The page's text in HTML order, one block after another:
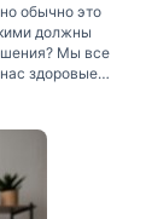
обычно это
должны
Мы все
здоровые